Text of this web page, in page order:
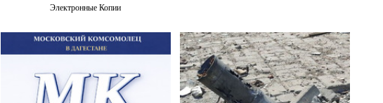
Электронные Копии